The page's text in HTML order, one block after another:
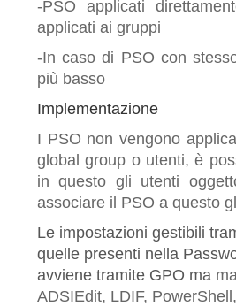
-PSO applicati
applicati ai gruppi
-In caso di PSO con
più basso
Implementazione
I PSO non vengono
global group o utenti, è
in questo gli utenti
associare il PSO a questo
Le impostazioni gestibili
quelle presenti nella
avviene tramite GPO ma
ADSIEdit, LDIF,